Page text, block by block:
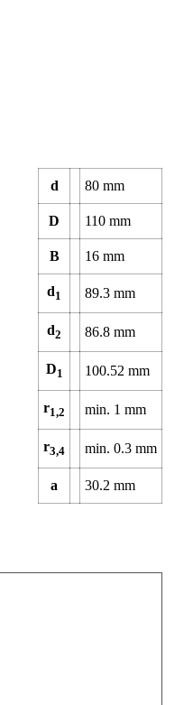
d 80mm
D 110mm
B 16mm
d1 89.3mm
d2 86.8mm
D1 100.52mm
r1,2 min. 1mm
r3,4 min. 0.3mm
a 30.2mm